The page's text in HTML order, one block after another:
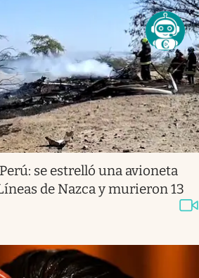
se estrelló una avioneta
de Nazca y murieron 13